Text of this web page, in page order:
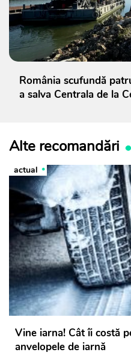
România scufundă
a salva Centrala de la
Alte recomandări
actual
Vine iarna! Cât îi costă
anvelopele de iarnă